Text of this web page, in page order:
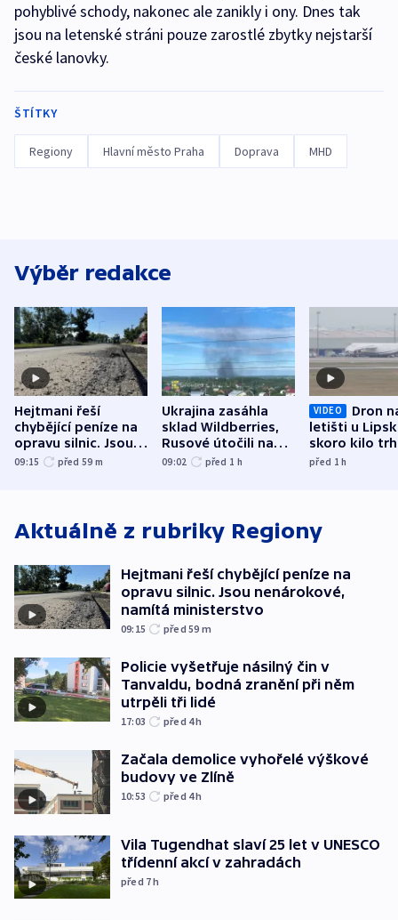
pohyblivé schody, nakonec ale zanikly i ony. Dnes tak
jsou na letenské stráni pouze zarostlé zbytky nejstarší
české lanovky.
ŠTÍTKY
Regiony Hlavní město Praha Doprava MHD
Výběr redakce
Hejtmani řeší
chybějící peníze na
opravu silnic. Jsou
nenárokové, namítá
09:15 před 59 m
Ukrajina zasáhla
sklad Wildberries,
Rusové útočili na
trh, hasiče či
09:02 před 1 h
VIDEO
Dron
letišti u
skoro kilo
indicie
před 1h
Aktuálně z rubriky Regiony
Hejtmani řeší chybějící peníze na
opravu silnic. Jsou nenárokové,
namítá ministerstvo
09:15 před 59 m
Policie vyšetřuje násilný čin v
Tanvaldu, bodná zranění při něm
utrpěli tři lidé
17:03 před 4h
Začala demolice vyhořelé výškové
budovy ve Zlíně
10:53 před 4h
Vila Tugendhat slaví 25 let v UNESCO
třídenní akcí v zahradách
před 7h